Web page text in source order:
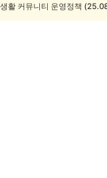
활 커뮤니티 운영정책